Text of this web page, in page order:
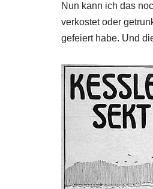
Nun kann ich das
verkostet oder
gefeiert habe. Und